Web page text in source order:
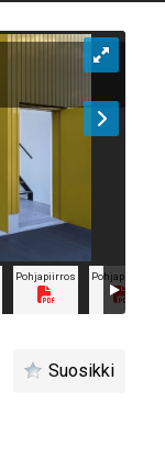
Pohjapiirros Pohjapiirros
Suosikki